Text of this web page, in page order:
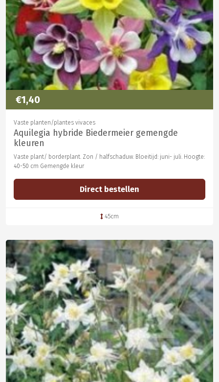
€1,40
Vaste planten/plantes vivaces
Aquilegia hybride Biedermeier gemengde
kleuren
Vaste plant/ borderplant. Zon / halfschaduw. Bloeitijd: juni- juli. Hoogte:
40-50 cm Gemengde kleur
Direct bestellen
45cm